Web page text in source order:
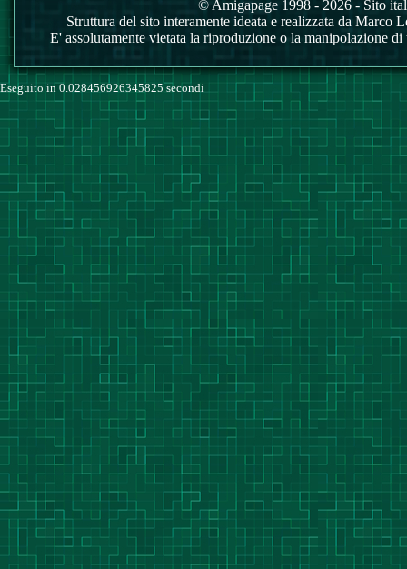
© Amigapage 1998 - 2026 - Sito
Struttura del sito interamente ideata e realizzata da
E' assolutamente vietata la riproduzione o la manipolazione
Eseguito in 0.028456926345825 secondi